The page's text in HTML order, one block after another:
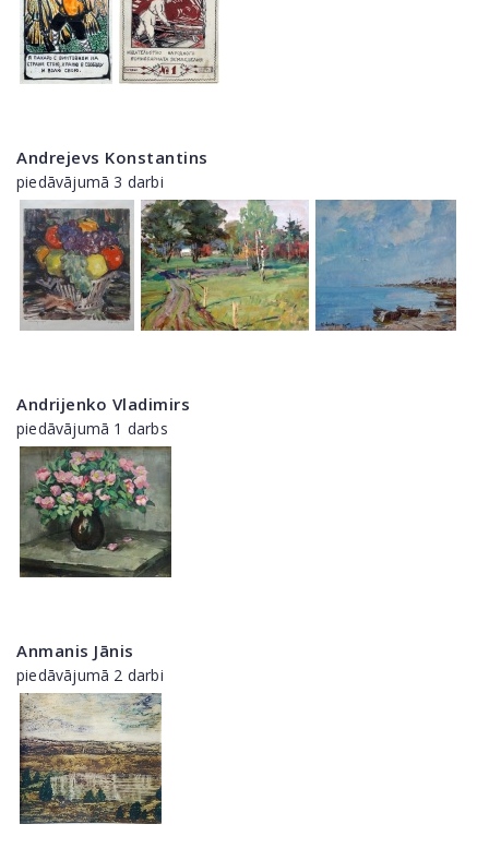
Andrejevs Konstantins
piedāvājumā 3 darbi
Andrijenko Vladimirs
piedāvājumā 1 darbs
Anmanis Jānis
piedāvājumā 2 darbi